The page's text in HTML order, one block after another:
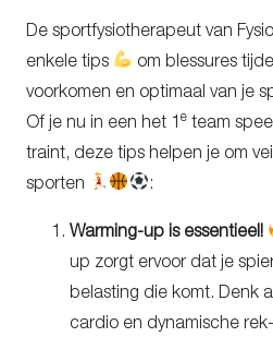
De sportfysiotherapeut van
enkele tips
om blessures
voorkomen en optimaal van je
Of je nu in een het 1 e team
traint, deze tips helpen je om
sporten
:
Warming-up is essentieel!
up zorgt ervoor dat je
belasting die komt. Denk
cardio en dynamische